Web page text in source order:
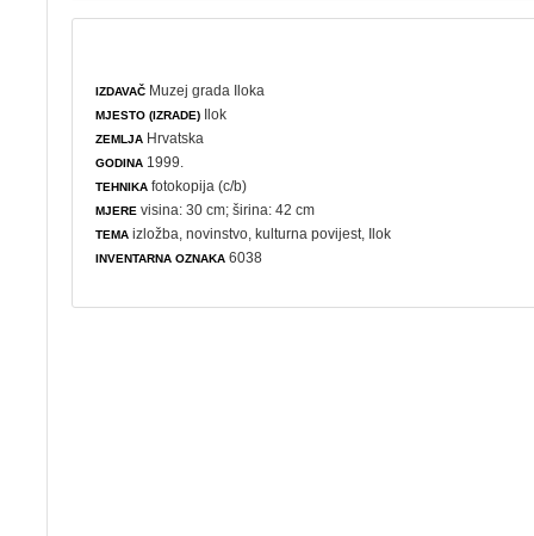
IZDAVAČ Muzej grada Iloka
MJESTO (IZRADE) Ilok
ZEMLJA Hrvatska
GODINA 1999.
TEHNIKA fotokopija (c/b)
MJERE visina: 30 cm; širina: 42 cm
TEMA izložba ,novinstvo ,kulturna povijest , Ilok
INVENTARNA OZNAKA 6038